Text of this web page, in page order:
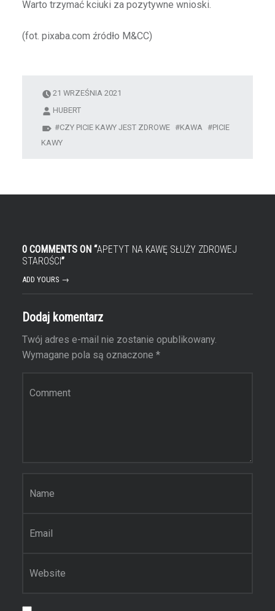
Warto trzymać kciuki za pozytywne wnioski.
(fot. pixaba.com źródło M&CC)
21 WRZEŚNIA 2021
HUBERT
CZY PICIE KAWY JEST ZDROWE
KAWA
PICIE
KAWY
0 COMMENTS ON “APETYT NA KAWĘ SŁUŻY ZDROWEJ
STAROŚCI”
ADD YOURS →
Dodaj komentarz
Twój adres e-mail nie zostanie opublikowany.
Wymagane pola są oznaczone *